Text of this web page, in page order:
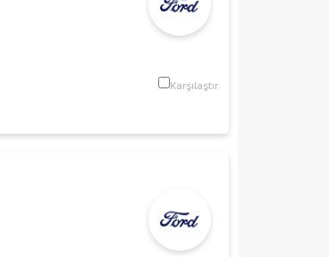
Karşılaştır